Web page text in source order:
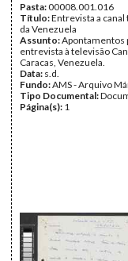
Pasta:00008.001.016
Título:Entrevista a
da Venezuela
Assunto:Apontamentos
entrevista à televisão
Caracas, Venezuela.
Data: s.d.
Fundo:AMS - Arquivo
Tipo Documental:
Página(s): 1